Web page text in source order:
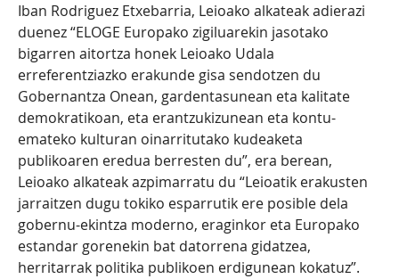
Iban Rodriguez Etxebarria, Leioako alkateak adierazi
duenez “ELOGE Europako zigiluarekin jasotako
bigarren aitortza honek Leioako Udala
erreferentziazko erakunde gisa sendotzen du
Gobernantza Onean, gardentasunean eta kalitate
demokratikoan, eta erantzukizunean eta kontu-
emateko kulturan oinarritutako kudeaketa
publikoaren eredua berresten du”, era berean,
Leioako alkateak azpimarratu du “Leioatik erakusten
jarraitzen dugu tokiko esparrutik ere posible dela
gobernu-ekintza moderno, eraginkor eta Europako
estandar gorenekin bat datorrena gidatzea,
herritarrak politika publikoen erdigunean kokatuz”.